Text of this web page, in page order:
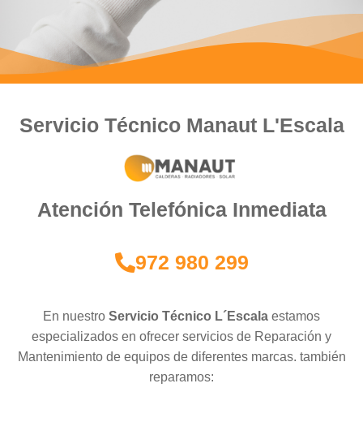
Servicio Técnico Manaut L'Escala
Atención Telefónica Inmediata
972 980 299
En nuestro Servicio Técnico L´Escala estamos
especializados en ofrecer servicios de Reparación y
Mantenimiento de equipos de diferentes marcas. también
reparamos: